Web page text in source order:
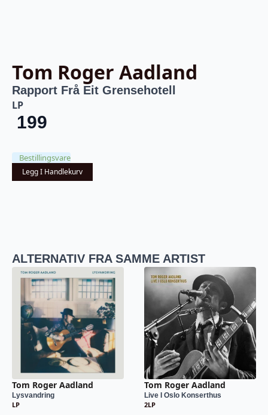
Tom Roger Aadland
Rapport Frå Eit Grensehotell
LP
199
Bestillingsvare
Legg I Handlekurv
ALTERNATIV FRA SAMME ARTIST
Tom Roger Aadland
Lysvandring
LP
Tom Roger Aadland
Live I Oslo Konserthus
2LP